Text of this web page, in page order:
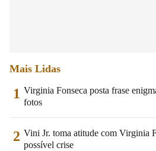
Mais Lidas
1 Virginia Fonseca posta frase
fotos
2 Vini Jr. toma atitude com Virginia
possível crise